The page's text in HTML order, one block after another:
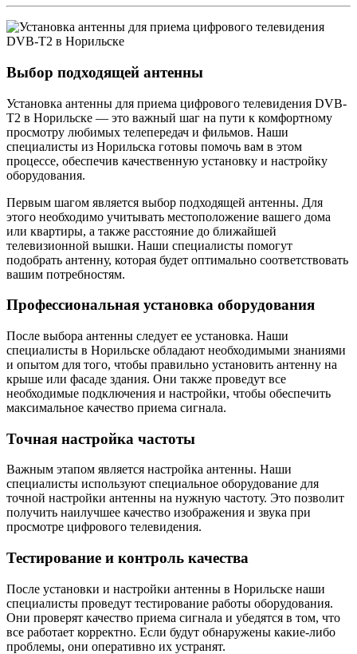
Выбор подходящей антенны
Установка антенны для приема цифрового телевидения DVB-
T2 в Норильске — это важный шаг на пути к комфортному
просмотру любимых телепередач и фильмов. Наши
специалисты из Норильска готовы помочь вам в этом
процессе, обеспечив качественную установку и настройку
оборудования.
Первым шагом является выбор подходящей антенны. Для
этого необходимо учитывать местоположение вашего дома
или квартиры, а также расстояние до ближайшей
телевизионной вышки. Наши специалисты помогут
подобрать антенну, которая будет оптимально соответствовать
вашим потребностям.
Профессиональная установка оборудования
После выбора антенны следует ее установка. Наши
специалисты в Норильске обладают необходимыми знаниями
и опытом для того, чтобы правильно установить антенну на
крыше или фасаде здания. Они также проведут все
необходимые подключения и настройки, чтобы обеспечить
максимальное качество приема сигнала.
Точная настройка частоты
Важным этапом является настройка антенны. Наши
специалисты используют специальное оборудование для
точной настройки антенны на нужную частоту. Это позволит
получить наилучшее качество изображения и звука при
просмотре цифрового телевидения.
Тестирование и контроль качества
После установки и настройки антенны в Норильске наши
специалисты проведут тестирование работы оборудования.
Они проверят качество приема сигнала и убедятся в том, что
все работает корректно. Если будут обнаружены какие-либо
проблемы, они оперативно их устранят.